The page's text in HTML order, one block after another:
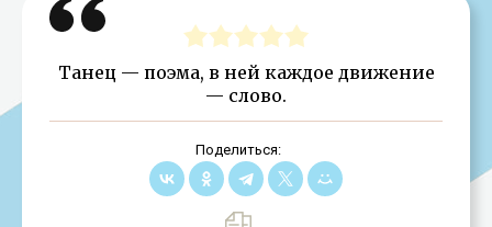
Танец — поэма, в ней каждое движение
— слово.
Поделиться: